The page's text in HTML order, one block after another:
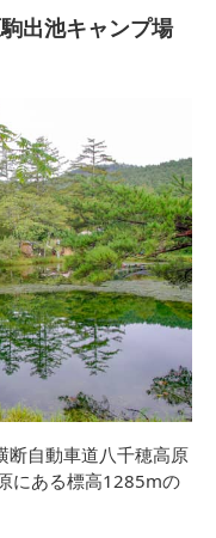
出池キャンプ場
断自動車道八千穂高原
にある標高1285mの